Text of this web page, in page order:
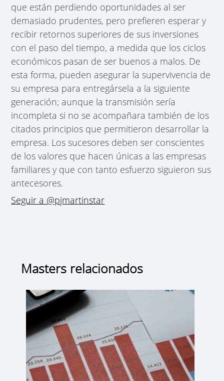
que están perdiendo oportunidades al ser
demasiado prudentes, pero prefieren esperar y
recibir retornos superiores de sus inversiones
con el paso del tiempo, a medida que los ciclos
económicos pasan de ser buenos a malos. De
esta forma, pueden asegurar la supervivencia de
su empresa para entregársela a la siguiente
generación; aunque la transmisión sería
incompleta si no se acompañara también de los
citados principios que permitieron desarrollar la
empresa. Los sucesores deben ser conscientes
de los valores que hacen únicas a las empresas
familiares y que con tanto esfuerzo siguieron sus
antecesores.
Seguir a @pjmartinstar
Masters relacionados